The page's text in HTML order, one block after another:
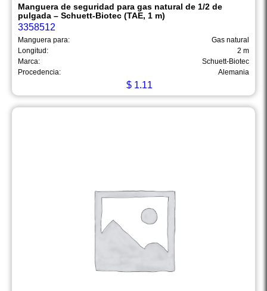
Manguera de seguridad para gas natural de 1/2 de
pulgada – Schuett-Biotec (TAE, 1 m)
3358512
Manguera para:
Gas natural
Longitud:
2 m
Marca:
Schuett-Biotec
Procedencia:
Alemania
$ 1.11